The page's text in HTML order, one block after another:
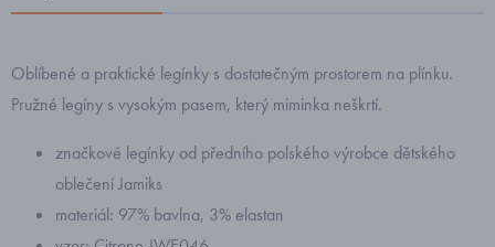
Oblíbené a praktické legínky s dostatečným prostorem na plínku.
Pružné legíny s vysokým pasem, který miminka neškrtí.
značkové legínky od předního polského výrobce dětského
oblečení Jamiks
materiál: 97% bavlna, 3% elastan